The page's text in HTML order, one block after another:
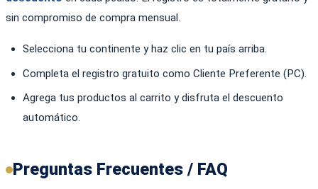
sin compromiso de compra mensual.
Selecciona tu continente y haz clic en tu país arriba.
Completa el registro gratuito como Cliente Preferente (PC).
Agrega tus productos al carrito y disfruta el descuento
automático.
Preguntas Frecuentes / FAQ